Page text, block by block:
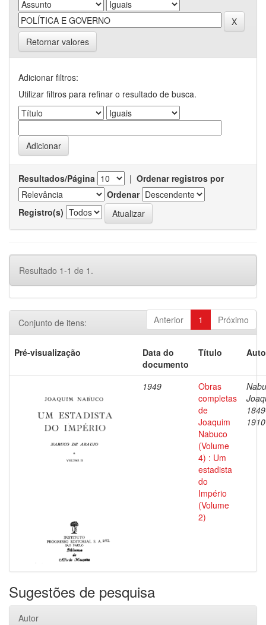
Retornar valores
Adicionar filtros:
Utilizar filtros para refinar o resultado de busca.
Resultados/Página | Ordenar registros por
Ordenar
Registro(s)
Resultado 1-1 de 1.
Anterior 1 Próximo
Conjunto de itens:
Pré-visualização
Data do
documento
Título
1949
Obras
completas
de
Joaquim
Nabuco
(Volume
4) : Um
estadista
do
Império
(Volume
2)
1910
Sugestões de pesquisa
Autor